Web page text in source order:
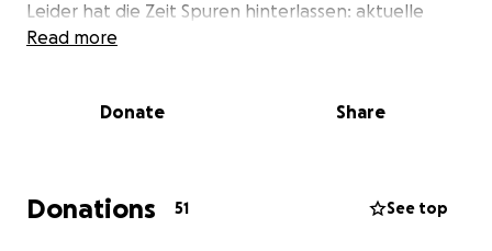
Leider hat die Zeit Spuren hinterlassen: aktuelle
Bauarbeiten, Witterung und äußere Einflüsse haben
und genau das wollen wir ändern!
erneuern und erneut von Tasso gestalten lassen. So
kann dieser besondere Ort wieder zu dem werden,
Read more
Donate Share
Donations 51 See top